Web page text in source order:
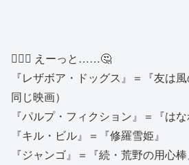
🙍🏻‍♂️ えーっと……🤔
『レザボア・ドッグス』＝『友は
同じ映画）
『パルプ・フィクション』＝『はな
『キル・ビル』＝『修羅雪姫』
『ジャンゴ』＝『続・荒野の用心棒